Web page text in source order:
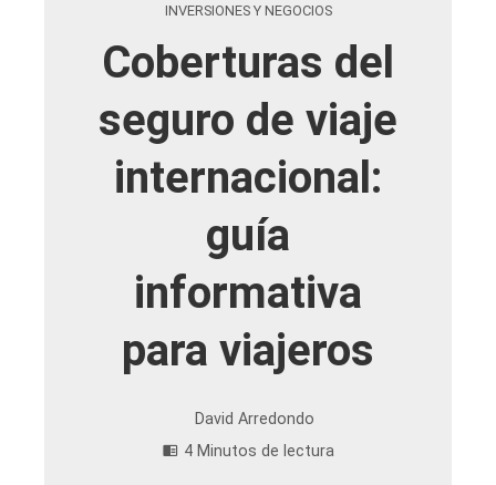
INVERSIONES Y NEGOCIOS
Coberturas del
seguro de viaje
internacional:
guía
informativa
para viajeros
David Arredondo
4 Minutos de lectura